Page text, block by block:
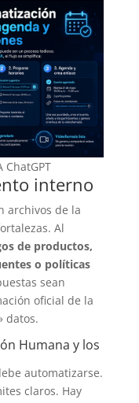
ChatGPT
interno
archivos de la
Al
de productos,
o políticas
sean
oficial de la
datos.
Humana y los
automatizarse.
claros. Hay